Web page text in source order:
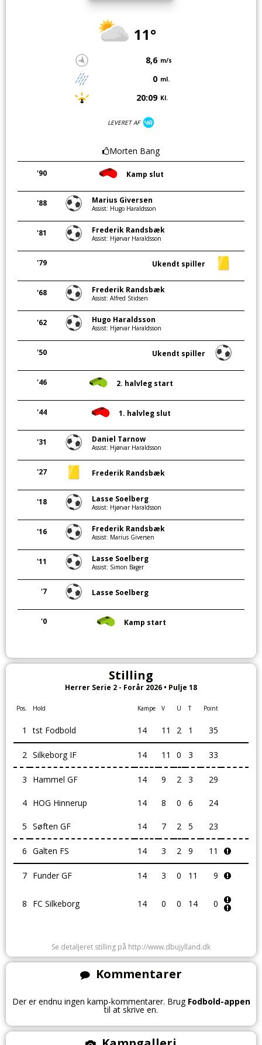
11°
8,6 m/s
0 ml.
20:09 Kl.
LEVERET AF
Morten Bang
'90 Kamp slut
'88 Marius Giversen
Assist: Hugo Haraldsson
'81 Frederik Randsbæk
Assist: Hjørvar Haraldsson
'79 Ukendt spiller
'68 Frederik Randsbæk
Assist: Alfred Stidsen
'62 Hugo Haraldsson
Assist: Hjørvar Haraldsson
'50 Ukendt spiller
'46 2. halvleg start
'44 1. halvleg slut
'31 Daniel Tarnow
Assist: Hjørvar Haraldsson
'27 Frederik Randsbæk
'18 Lasse Soelberg
Assist: Hjørvar Haraldsson
'16 Frederik Randsbæk
Assist: Marius Giversen
'11 Lasse Soelberg
Assist: Simon Bager
'7 Lasse Soelberg
'0 Kamp start
Stilling
Herrer Serie 2 - Forår 2026 • Pulje 18
Pos. Hold Kampe V U T Point
1 tst Fodbold 14 11 2 1 35
2 Silkeborg IF 14 11 0 3 33
3 Hammel GF 14 9 2 3 29
4 HOG Hinnerup 14 8 0 6 24
5 Søften GF 14 7 2 5 23
6 Galten FS 14 3 2 9 11
7 Funder GF 14 3 0 11 9
8 FC Silkeborg 14 0 0 14 0
Se detaljeret stilling på http://www.dbujylland.dk
Kommentarer
Der er endnu ingen kamp-kommentarer. Brug Fodbold-appen
til at skrive en.